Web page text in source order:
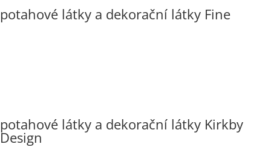
potahové látky a dekorační látky Fine
potahové látky a dekorační látky Kirkby
Design